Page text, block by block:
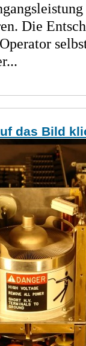
Die
das Bild